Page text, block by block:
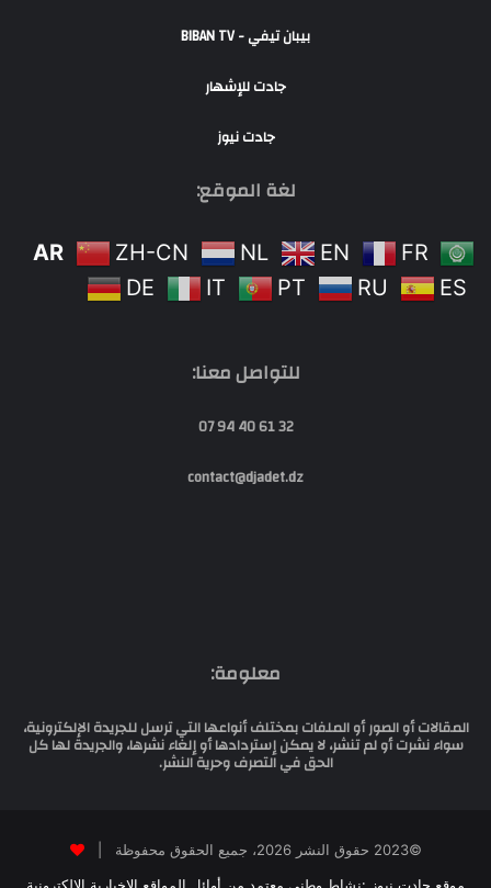
بيبان تيفي - BIBAN TV
جادت للإشهار
جادت نيوز
لغة الموقع:
AR ZH-CN NL EN
FR
DE
IT PT RU ES
للتواصل معنا:
32 61 40 94 07
contact@djadet.dz
معلومة:
المقالات أو الصور أو الملفات بمختلف أنواعها التي ترسل للجريدة الإلكترونية،
سواء نشرت أو لم تنشر، لا يمكن إستردادها أو إلغاء نشرها، والجريدة لها كل
الحق في التصرف وحرية النشر.
©2023 حقوق النشر 2026، جميع الحقوق محفوظة |